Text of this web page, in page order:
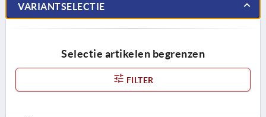
VARIANTSELECTIE
Selectie artikelen begrenzen
FILTER